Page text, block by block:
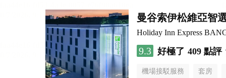
曼谷索伊松維亞智
Holiday Inn Express
9.3 好極了 409 點評
機場接駁服務 套房